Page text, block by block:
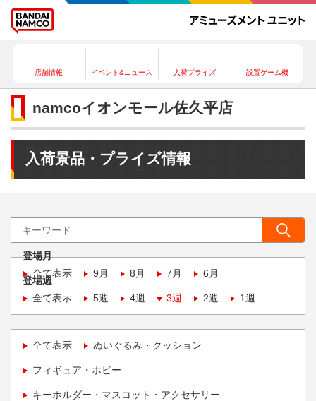
店舗情報 イベント&ニュース 入荷プライズ 設置ゲーム機
namcoイオンモール佐久平店
入荷景品・プライズ情報
登場月
全て表示
9月 8月 7月 6月
登場週
全て表示
5週 4週 3週 2週 1週
全て表示 ぬいぐるみ・クッション
フィギュア・ホビー
キーホルダー・マスコット・アクセサリー